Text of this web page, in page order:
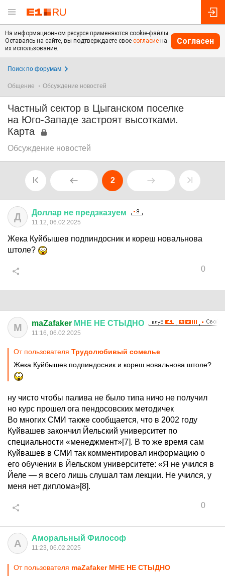
На информационном ресурсе применяются cookie-файлы.
Оставаясь на сайте, вы подтверждаете свое согласие на
их использование.
Согласен
Поиск по форумам
Общение Обсуждение новостей
Частный сектор в Цыганском поселке
на Юго-Западе застроят высотками.
Карта
Обсуждение новостей
2
Д Доллар не предзказуем
11:12, 06.02.2025
Жека Куйбышев подпиндосник и кореш новальнова
штоле?
0
M maZafaker МНЕ НЕ СТЫДНО
11:16, 06.02.2025
От пользователя Трудолюбивый сомелье
Жека Куйбышев подпиндосник и кореш новальнова штоле?
ну чисто чтобы палива не было типа ничо не получил
но курс прошел ога пендосовских методичек
Во многих СМИ также сообщается, что в 2002 году
Куйвашев закончил Йельский университет по
специальности «менеджмент»[7]. В то же время сам
Куйвашев в СМИ так комментировал информацию о
его обучении в Йельском университете: «Я не учился в
Йеле — я всего лишь слушал там лекции. Не учился, у
меня нет диплома»[8].
0
А Аморальный Философ
11:23, 06.02.2025
От пользователя maZafaker МНЕ НЕ СТЫДНО